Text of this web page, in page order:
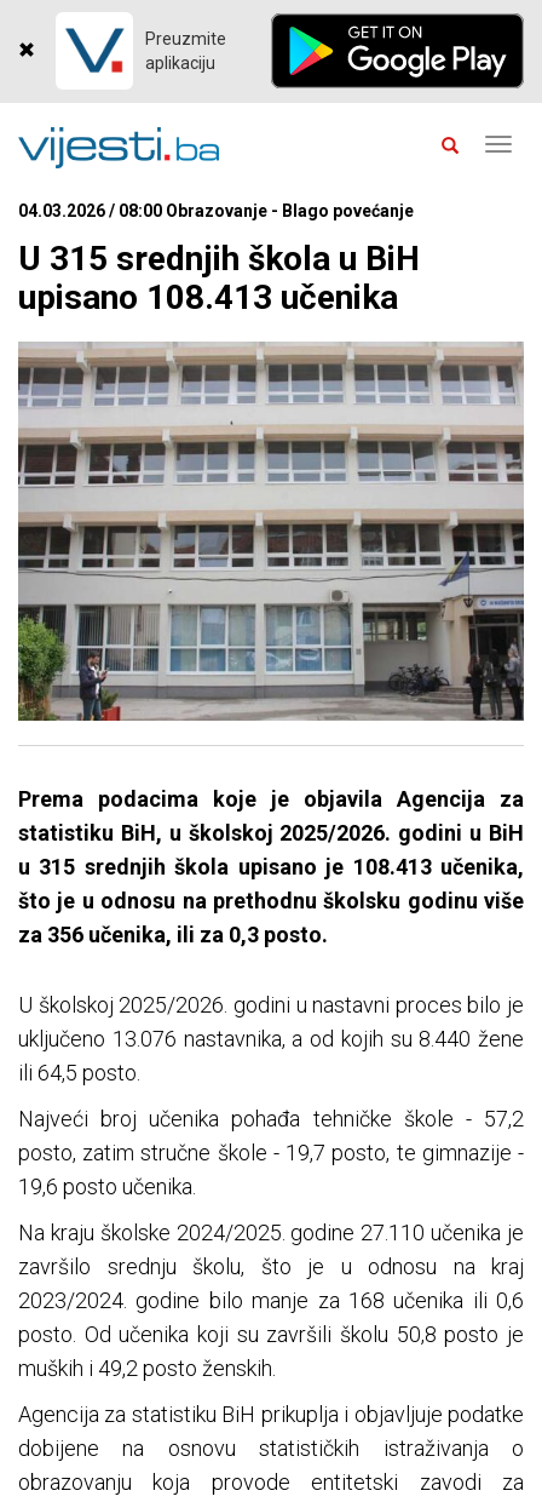
Preuzmite
aplikaciju
04.03.2026 / 08:00 Obrazovanje - Blago povećanje
U 315 srednjih škola u BiH
upisano 108.413 učenika
Prema podacima koje je objavila Agencija za
statistiku BiH, u školskoj 2025/2026. godini u BiH
u 315 srednjih škola upisano je 108.413 učenika,
što je u odnosu na prethodnu školsku godinu više
za 356 učenika, ili za 0,3 posto.
U školskoj 2025/2026. godini u nastavni proces bilo je
uključeno 13.076 nastavnika, a od kojih su 8.440 žene
ili 64,5 posto.
Najveći broj učenika pohađa tehničke škole - 57,2
posto, zatim stručne škole - 19,7 posto, te gimnazije -
19,6 posto učenika.
Na kraju školske 2024/2025. godine 27.110 učenika je
završilo srednju školu, što je u odnosu na kraj
2023/2024. godine bilo manje za 168 učenika ili 0,6
posto. Od učenika koji su završili školu 50,8 posto je
muških i 49,2 posto ženskih.
Agencija za statistiku BiH prikuplja i objavljuje podatke
dobijene na osnovu statističkih istraživanja o
obrazovanju koja provode entitetski zavodi za